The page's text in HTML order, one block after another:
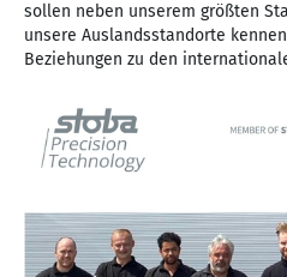
sollen neben unserem größten
unsere Auslandsstandorte
Beziehungen zu den